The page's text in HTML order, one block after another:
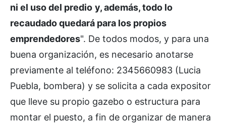
ni el uso del predio y, además, todo lo
recaudado quedará para los propios
emprendedores". De todos modos, y para una
buena organización, es necesario anotarse
previamente al teléfono: 2345660983 (Lucia
Puebla, bombera) y se solicita a cada expositor
que lleve su propio gazebo o estructura para
montar el puesto, a fin de organizar de manera